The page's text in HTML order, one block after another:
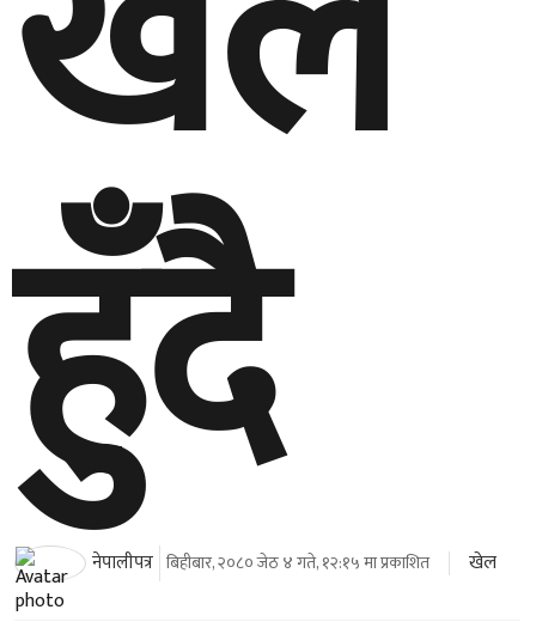
हुँदै
नेपालीपत्र बिहीबार, २०८० जेठ ४ गते, १२:१५ मा प्रकाशित खेल